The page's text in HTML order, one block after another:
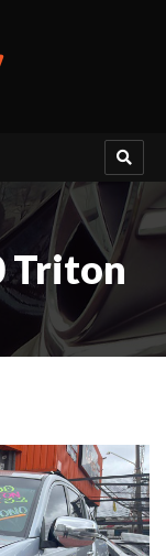
Triton